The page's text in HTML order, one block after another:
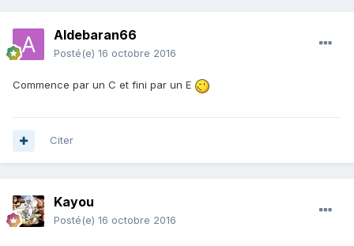
Aldebaran66
Posté(e) 16 octobre 2016
Commence par un C et fini par un E
Citer
Kayou
Posté(e) 16 octobre 2016